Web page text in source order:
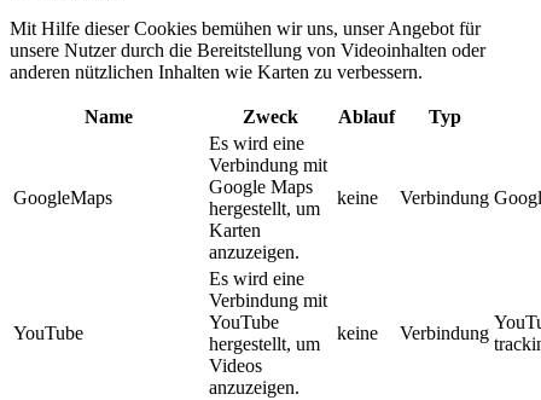
Mit Hilfe dieser Cookies bemühen wir uns, unser Angebot für
unsere Nutzer durch die Bereitstellung von Videoinhalten oder
anderen nützlichen Inhalten wie Karten zu verbessern.
Name Zweck Ablauf Typ
GoogleMaps
Es wird eine
Verbindung mit
Google Maps
hergestellt, um
Karten
anzuzeigen.
keine Verbindung
YouTube
Es wird eine
Verbindung mit
YouTube
hergestellt, um
Videos
anzuzeigen.
keine Verbindung